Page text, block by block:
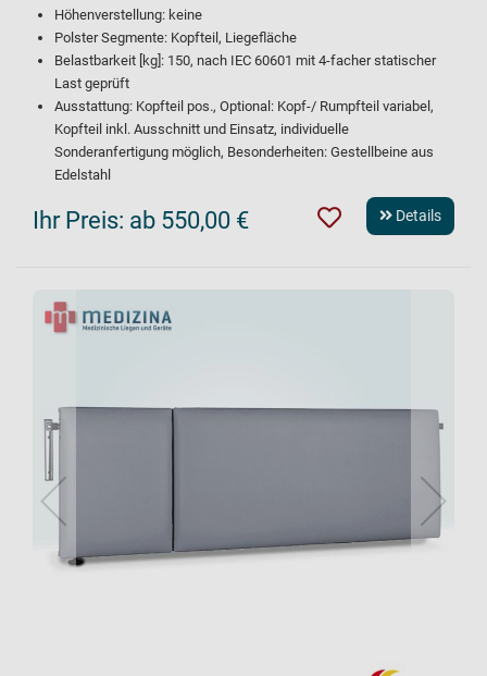
Höhenverstellung: keine
Polster Segmente: Kopfteil, Liegefläche
Belastbarkeit [kg]: 150, nach IEC 60601 mit 4-facher statischer
Last geprüft
Ausstattung: Kopfteil pos., Optional: Kopf-/ Rumpfteil variabel,
Kopfteil inkl. Ausschnitt und Einsatz, individuelle
Sonderanfertigung möglich, Besonderheiten: Gestellbeine aus
Edelstahl
Ihr Preis: ab 550,00 € Details